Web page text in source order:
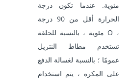
مئوية. عندما تكون درجة
الحرارة أقل من 90 درجة
مئوية ، بالنسبة للحلقة O ،
تستخدم مطاط النتريل
عمومًا ؛ بالنسبة لغسالة الدفع
على المكره ، يتم استخدام